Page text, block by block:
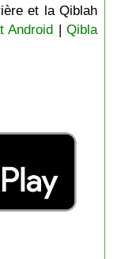
et la Qiblah
Android |Qibla